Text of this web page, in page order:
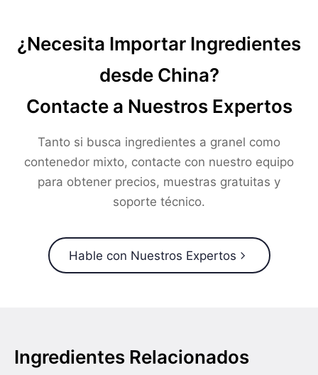
¿Necesita Importar Ingredientes
desde China?
Contacte a Nuestros Expertos
Tanto si busca ingredientes a granel como
contenedor mixto, contacte con nuestro equipo
para obtener precios, muestras gratuitas y
soporte técnico.
Hable con Nuestros Expertos
Ingredientes Relacionados